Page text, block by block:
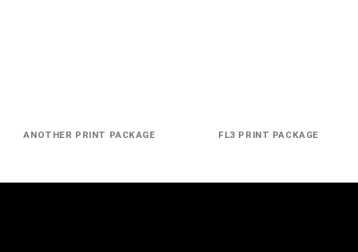
ANOTHER PRINT PACKAGE FL3 PRINT PACKAGE